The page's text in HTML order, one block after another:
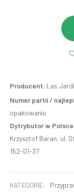
Producent: Les
Numer partii /
opakowaniu
Dytrybutor w
Krzysztof Baran, ul.
152-01-37
KATEGORIE: